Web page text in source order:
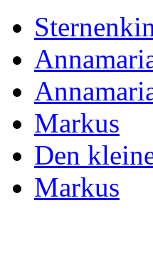
Markus
Den
Markus